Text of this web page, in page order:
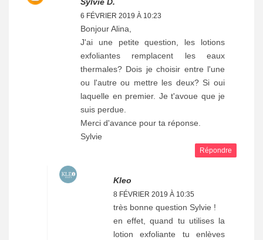
6 FÉVRIER 2019 À 10:23
Bonjour Alina,
J'ai une petite question, les lotions
exfoliantes remplacent les eaux
thermales? Dois je choisir entre l'une
ou l'autre ou mettre les deux? Si oui
laquelle en premier. Je t'avoue que je
suis perdue.
Merci d'avance pour ta réponse.
Sylvie
Répondre
Kleo
8 FÉVRIER 2019 À 10:35
très bonne question Sylvie !
en effet, quand tu utilises la
lotion exfoliante tu enlèves